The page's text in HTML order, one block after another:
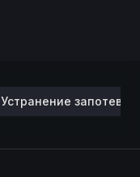
Устранение